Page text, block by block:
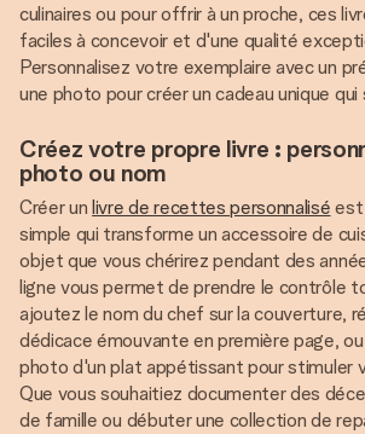
culinaires ou pour offrir à un proche, ces
faciles à concevoir et d'une qualité
Personnalisez votre exemplaire avec un
une photo pour créer un cadeau unique
Créez votre propre livre :
photo ou nom
Créer unlivre de recettes personnalisé est
simple qui transforme un accessoire de
objet que vous chérirez pendant des
ligne vous permet de prendre le contrôle
ajoutez le nom du chef sur la couverture,
dédicace émouvante en première page,
photo d'un plat appétissant pour stimuler
Que vous souhaitiez documenter des
de famille ou débuter une collection de